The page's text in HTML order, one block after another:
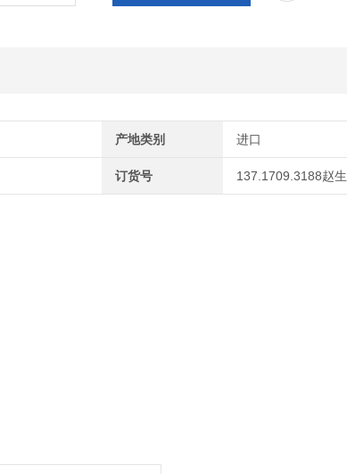
产地类别 进口
订货号 137.1709.3188赵生